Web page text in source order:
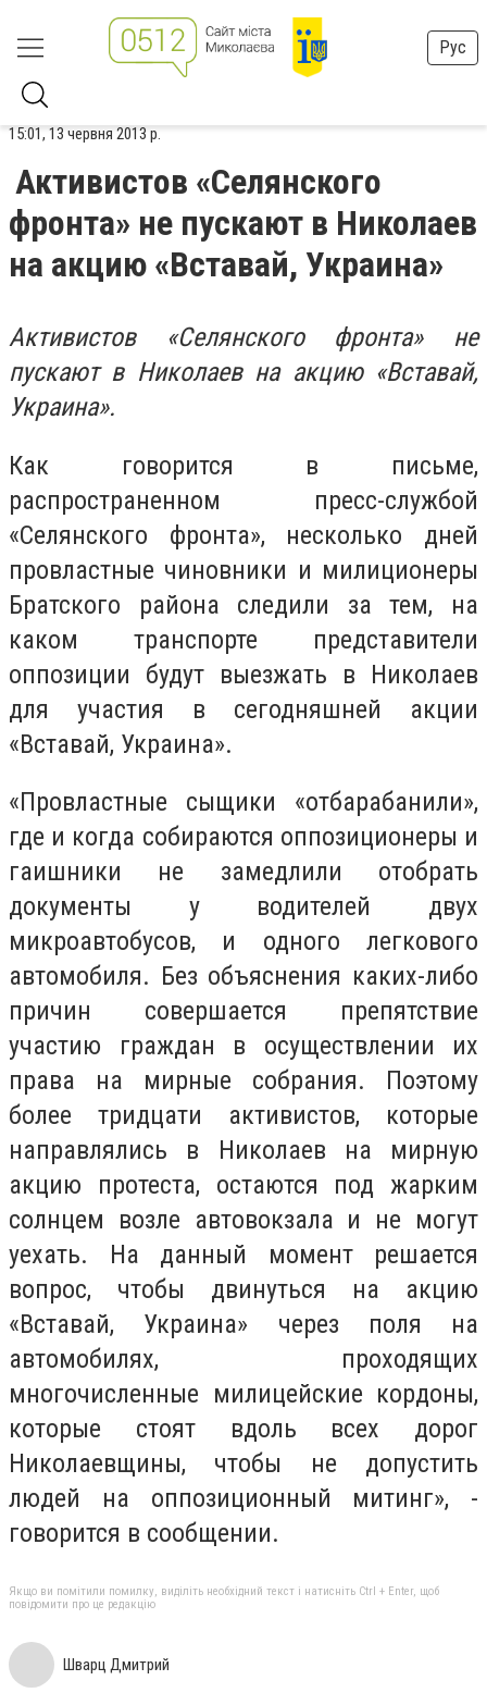
Рус
15:01, 13 червня 2013 р.
Активистов «Селянского
фронта» не пускают в Николаев
на акцию «Вставай, Украина»
Активистов «Селянского фронта» не
пускают в Николаев на акцию «Вставай,
Украина».
Как говорится в письме,
распространенном пресс-службой
«Селянского фронта», несколько дней
провластные чиновники и милиционеры
Братского района следили за тем, на
каком транспорте представители
оппозиции будут выезжать в Николаев
для участия в сегодняшней акции
«Вставай, Украина».
«Провластные сыщики «отбарабанили»,
где и когда собираются оппозиционеры и
гаишники не замедлили отобрать
документы у водителей двух
микроавтобусов, и одного легкового
автомобиля. Без объяснения каких-либо
причин совершается препятствие
участию граждан в осуществлении их
права на мирные собрания. Поэтому
более тридцати активистов, которые
направлялись в Николаев на мирную
акцию протеста, остаются под жарким
солнцем возле автовокзала и не могут
уехать. На данный момент решается
вопрос, чтобы двинуться на акцию
«Вставай, Украина» через поля на
автомобилях, проходящих
многочисленные милицейские кордоны,
которые стоят вдоль всех дорог
Николаевщины, чтобы не допустить
людей на оппозиционный митинг», -
говорится в сообщении.
Якщо ви помітили помилку, виділіть необхідний текст і натисніть Ctrl + Enter, щоб
повідомити про це редакцію
Шварц Дмитрий